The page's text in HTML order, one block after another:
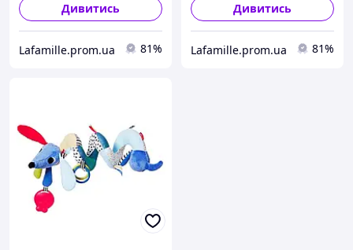
Дивитись
Lafamille.prom.ua 81%
Дивитись
Lafamille.prom.ua 81%